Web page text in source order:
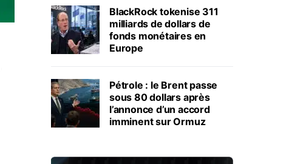
BlackRock tokenise 311
milliards de dollars de
fonds monétaires en
Europe
Pétrole : le Brent passe
sous 80 dollars après
l’annonce d’un accord
imminent sur Ormuz